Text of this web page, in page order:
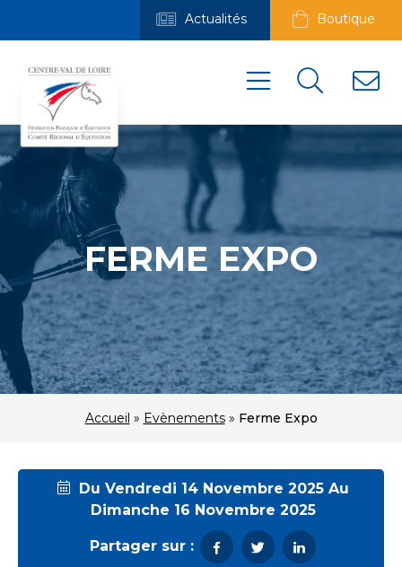
Actualités Boutique
FERME EXPO
Accueil » Evènements» Ferme Expo
Du Vendredi 14 Novembre 2025 Au
Dimanche 16 Novembre 2025
Partager sur :